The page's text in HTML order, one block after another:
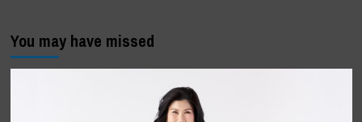
You may have missed